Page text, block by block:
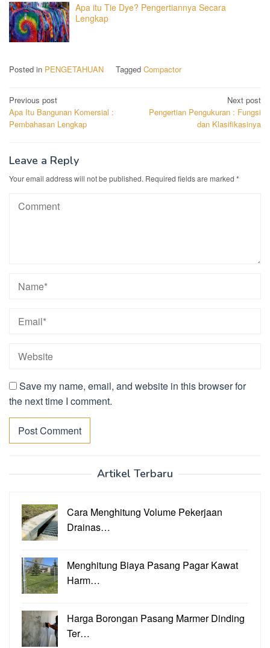
Apa itu Tie Dye? Pengertiannya Secara
Lengkap
Posted in PENGETAHUAN Tagged Compactor
Post
navigation
Previous post
Apa Itu Bangunan Komersial :
Pembahasan Lengkap
Next post
Pengertian Pengukuran : Fungsi
dan Klasifikasinya
Leave a Reply
Your email address will not be published. Required fields are marked *
Save my name, email, and website in this browser for
the next time I comment.
Artikel Terbaru
Cara Menghitung Volume Pekerjaan
Drainas…
Menghitung Biaya Pasang Pagar Kawat
Harm…
Harga Borongan Pasang Marmer Dinding
Ter…